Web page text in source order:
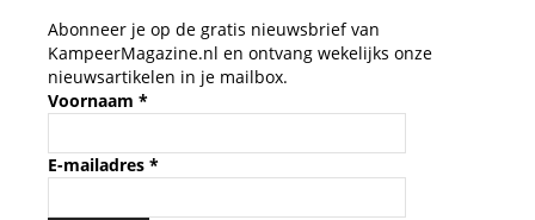
Abonneer je op de gratis nieuwsbrief van
KampeerMagazine.nl en ontvang wekelijks onze
nieuwsartikelen in je mailbox.
Voornaam *
E-mailadres *